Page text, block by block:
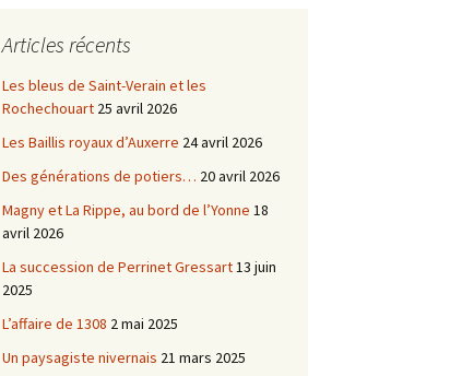
Châtellenie d’Etais
Châtellenies de Corvol et
Billy
Châtellenie de Chatel-
Articles récents
Les bleus de Saint-Verain et les
Rochechouart 25 avril 2026
Les Baillis royaux d’Auxerre 24 avril 2026
Des générations de potiers… 20 avril 2026
Magny et La Rippe, au bord de l’Yonne 18
avril 2026
La succession de Perrinet Gressart13 juin
2025
L’affaire de 1308 2 mai 2025
Un paysagiste nivernais 21 mars 2025